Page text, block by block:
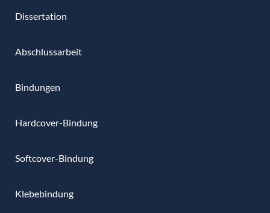
Dissertation
Abschlussarbeit
Bindungen
Hardcover-Bindung
Softcover-Bindung
Klebebindung